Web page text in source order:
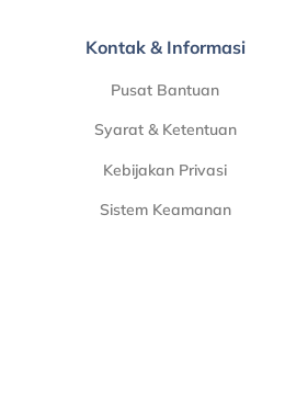
Kontak & Informasi
Pusat Bantuan
Syarat & Ketentuan
Kebijakan Privasi
Sistem Keamanan